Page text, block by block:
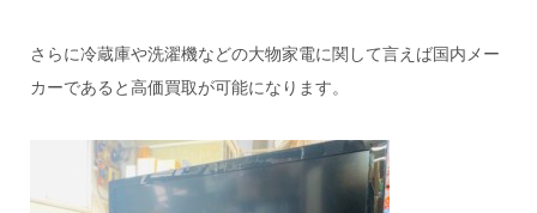
さらに冷蔵庫や洗濯機などの大物家電に関して言えば国内メー
カーであると高価買取が可能になります。